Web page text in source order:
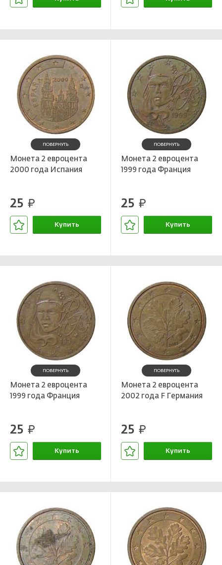
ПОВЕРНУТЬ
Монета 2 евроцента
2000 года Испания
25 руб.
Купить
ПОВЕРНУТЬ
Монета 2 евроцента
1999 года Франция
25 руб.
Купить
ПОВЕРНУТЬ
Монета 2 евроцента
1999 года Франция
25 руб.
Купить
ПОВЕРНУТЬ
Монета 2 евроцента
2002 года F Германия
25 руб.
Купить